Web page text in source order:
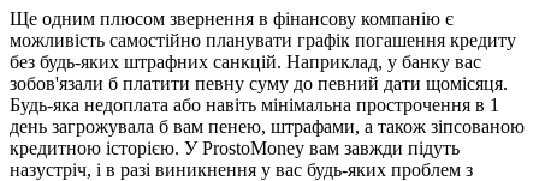
Ще одним плюсом звернення в фінансову компанію є
можливість самостійно планувати графік погашення кредиту
без будь-яких штрафних санкцій. Наприклад, у банку вас
зобов'язали б платити певну суму до певний дати щомісяця.
Будь-яка недоплата або навіть мінімальна прострочення в 1
день загрожувала б вам пенею, штрафами, а також зіпсованою
кредитною історією. У ProstoMoney вам завжди підуть
назустріч, і в разі виникнення у вас будь-яких проблем з